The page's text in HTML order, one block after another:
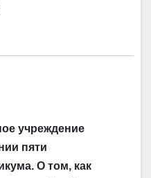
учреждение
пяти
О том, как